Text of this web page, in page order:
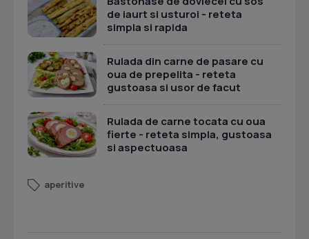
de iaurt si usturoi - reteta
simpla si rapida
Rulada din carne de pasare cu
oua de prepelita - reteta
gustoasa si usor de facut
Rulada de carne tocata cu oua
fierte - reteta simpla, gustoasa
si aspectuoasa
aperitive